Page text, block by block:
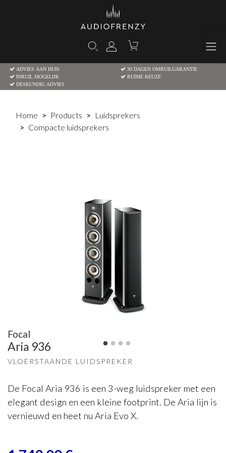
ADVIES AAN HUIS
30 DAGEN OMRUILGARANTIE
INRUIL MOGELIJK
RUIME KEUZE
DESKUNDIG ADVIES
Home Products
Luidsprekers
Compacte luidsprekers
Focal
Aria 936
VLOERSTAANDE LUIDSPREKER
De Focal Aria 936 is een 3-weg luidspreker met een
elegant design en een kleine footprint. De Aria lijn is
vernieuwd en heet nu Aria Evo X.